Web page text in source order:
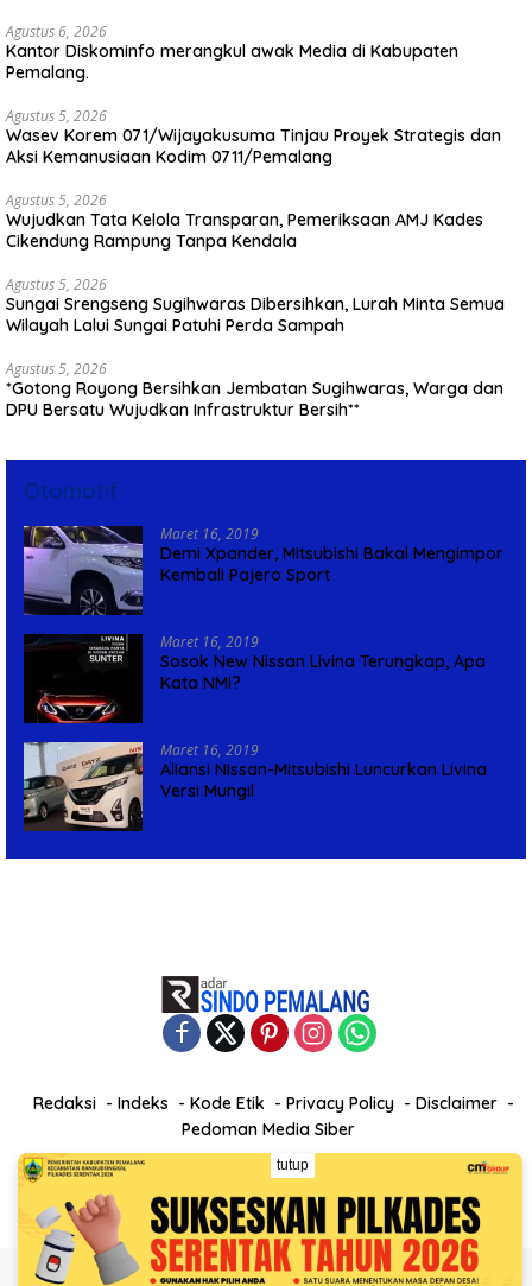
Agustus 6, 2026
Kantor Diskominfo merangkul awak Media di Kabupaten
Pemalang.
Agustus 5, 2026
Wasev Korem 071/Wijayakusuma Tinjau Proyek Strategis dan
Aksi Kemanusiaan Kodim 0711/Pemalang
Agustus 5, 2026
Wujudkan Tata Kelola Transparan, Pemeriksaan AMJ Kades
Cikendung Rampung Tanpa Kendala
Agustus 5, 2026
Sungai Srengseng Sugihwaras Dibersihkan, Lurah Minta Semua
Wilayah Lalui Sungai Patuhi Perda Sampah
Agustus 5, 2026
*Gotong Royong Bersihkan Jembatan Sugihwaras, Warga dan
DPU Bersatu Wujudkan Infrastruktur Bersih**
Otomotif
Maret 16, 2019
Demi Xpander, Mitsubishi Bakal Mengimpor
Kembali Pajero Sport
Maret 16, 2019
Sosok New Nissan Livina Terungkap, Apa
Kata NMI?
Maret 16, 2019
Aliansi Nissan-Mitsubishi Luncurkan Livina
Versi Mungil
Redaksi Indeks Kode Etik Privacy Policy
Disclaimer
Pedoman Media Siber
@2025 | Radar Sindo Pemalang - PT. Center Media
tutup